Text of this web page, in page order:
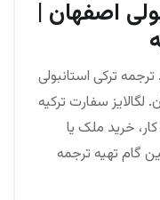
اصفهان |
ترکی استانبولی
لگالایز سفارت ترکیه
خرید ملک یا
گام تهیه ترجمه